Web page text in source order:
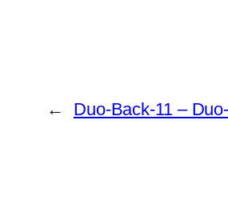
← Duo-Back-11 –